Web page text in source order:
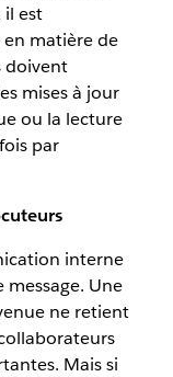
il est
matière de
doivent
mises à jour
ou la lecture
par
interne
Une
ne retient
Mais si